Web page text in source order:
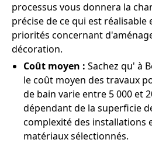
processus vous donnera la
précise de ce qui est réalisable
priorités concernant
décoration.
Coût moyen : Sachez qu' à
le coût moyen des travaux
de bain varie entre 5 000 et
dépendant de la superficie
complexité des installations
matériaux sélectionnés.